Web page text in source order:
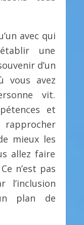
avec qui
une
d’un
vous avez
vit.
et
rapprocher
mieux les
allez faire
n’est pas
l’inclusion
plan de